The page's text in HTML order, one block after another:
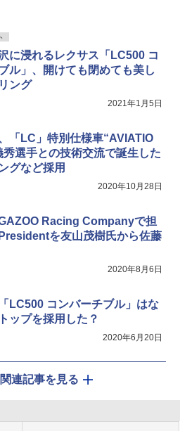
に浸れるレクサス「LC500 コ
ル」、開けても閉めても美し
ング
2021年1月5日
「LC」特別仕様車“AVIATIO
秀選手との技術交流で誕生した
グなど採用
2020年10月28日
GAZOO Racing Companyで担
を友山茂樹氏から佐藤
2020年8月6日
LC500 コンバーチブル」はな
ップを採用した？
2020年6月20日
連記事を見る